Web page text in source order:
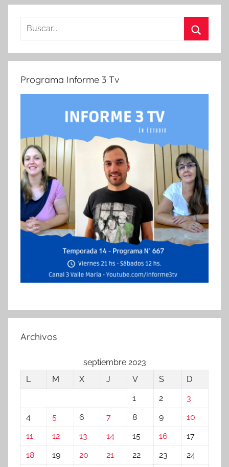
Buscar:
Programa Informe 3 Tv
Archivos
septiembre 2023
L
M X J V S
D
1
2
3
4
5 6 7 8 9
10
11
12 13 14 15 16
17
18
19 20 21 22 23 24